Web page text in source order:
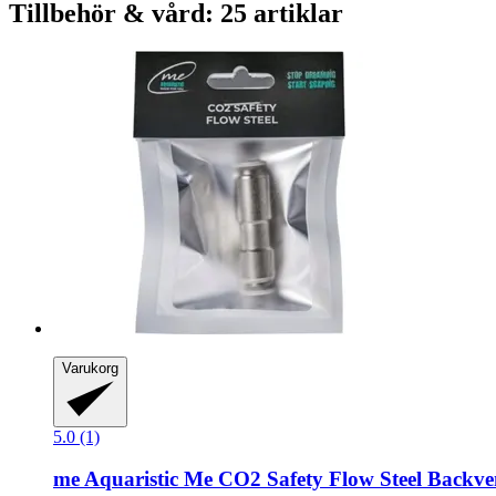
Tillbehör & vård: 25 artiklar
Varukorg
5.0 (1)
me Aquaristic Me CO2 Safety Flow Steel